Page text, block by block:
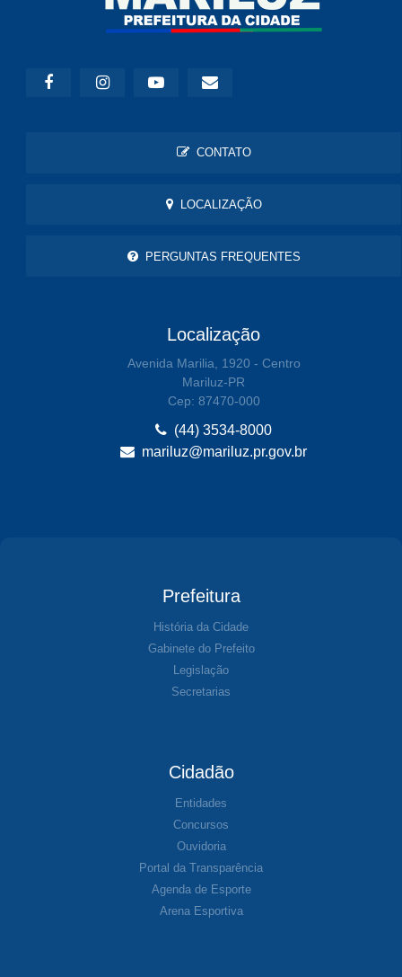
CONTATO
LOCALIZAÇÃO
PERGUNTAS FREQUENTES
Localização
Avenida Marilia, 1920 - Centro
Mariluz-PR
Cep: 87470-000
(44) 3534-8000
mariluz@mariluz.pr.gov.br
Prefeitura
História da Cidade
Gabinete do Prefeito
Legislação
Secretarias
Cidadão
Entidades
Concursos
Ouvidoria
Portal da Transparência
Agenda de Esporte
Arena Esportiva